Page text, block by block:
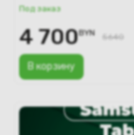
(серый)
Под заказ
В корзину
4 700BYN 5640